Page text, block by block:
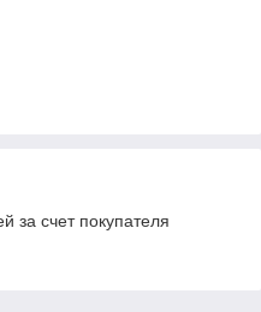
за счет покупателя